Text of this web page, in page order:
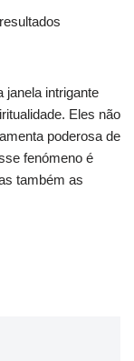
janela intrigante
Eles não
poderosa de
fenómeno é
também as